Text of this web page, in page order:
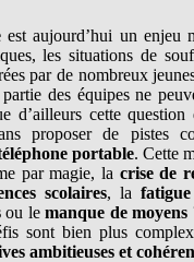
est aujourd’hui un enjeu
les situations de
par de nombreux
partie des équipes ne
d’ailleurs cette
proposer de pistes
portable. Cette
par magie, la crise de
scolaires, la
ou lemanque de moyens
sont bien plus
ambitieuses et